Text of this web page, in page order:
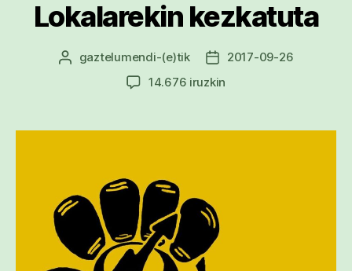
Lokalarekin kezkatuta
Argitalpenaren
gaztelumendi-(e)tik
Argitalpenaren
data
2017-09-26
14.676 iruzkin
kezkatuta